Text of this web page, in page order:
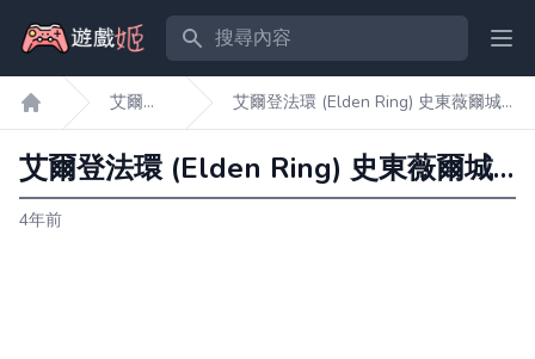
搜尋內容
遊戲姬首頁
艾爾登
法環
艾爾登法環 (Elden Ring) 史東薇爾城
捷徑解鎖教學
艾爾登法環 (Elden Ring) 史東薇爾城捷徑解鎖教學
4年前